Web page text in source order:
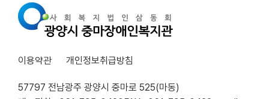
이용약관 개인정보취급방침
57797 전남광주 광양시 중마로 525(마동)